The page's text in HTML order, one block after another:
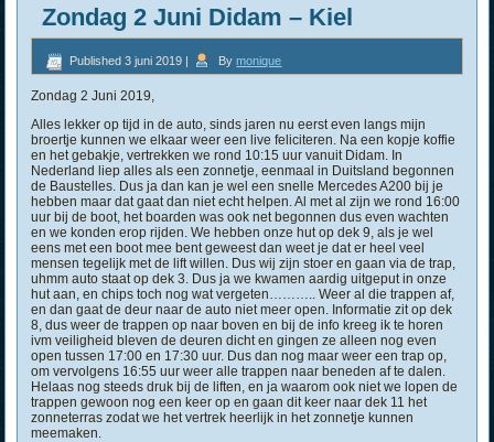
Zondag 2 Juni Didam – Kiel
Published 3 juni 2019 | By monique
Zondag 2 Juni 2019,
Alles lekker op tijd in de auto, sinds jaren nu eerst even langs mijn
broertje kunnen we elkaar weer een live feliciteren. Na een kopje koffie
en het gebakje, vertrekken we rond 10:15 uur vanuit Didam. In
Nederland liep alles als een zonnetje, eenmaal in Duitsland begonnen
de Baustelles. Dus ja dan kan je wel een snelle Mercedes A200 bij je
hebben maar dat gaat dan niet echt helpen. Al met al zijn we rond 16:00
uur bij de boot, het boarden was ook net begonnen dus even wachten
en we konden erop rijden. We hebben onze hut op dek 9, als je wel
eens met een boot mee bent geweest dan weet je dat er heel veel
mensen tegelijk met de lift willen. Dus wij zijn stoer en gaan via de trap,
uhmm auto staat op dek 3. Dus ja we kwamen aardig uitgeput in onze
hut aan, en chips toch nog wat vergeten……….. Weer al die trappen af,
en dan gaat de deur naar de auto niet meer open. Informatie zit op dek
8, dus weer de trappen op naar boven en bij de info kreeg ik te horen
ivm veiligheid bleven de deuren dicht en gingen ze alleen nog even
open tussen 17:00 en 17:30 uur. Dus dan nog maar weer een trap op,
om vervolgens 16:55 uur weer alle trappen naar beneden af te dalen.
Helaas nog steeds druk bij de liften, en ja waarom ook niet we lopen de
trappen gewoon nog een keer op en gaan dit keer naar dek 11 het
zonneterras zodat we het vertrek heerlijk in het zonnetje kunnen
meemaken.